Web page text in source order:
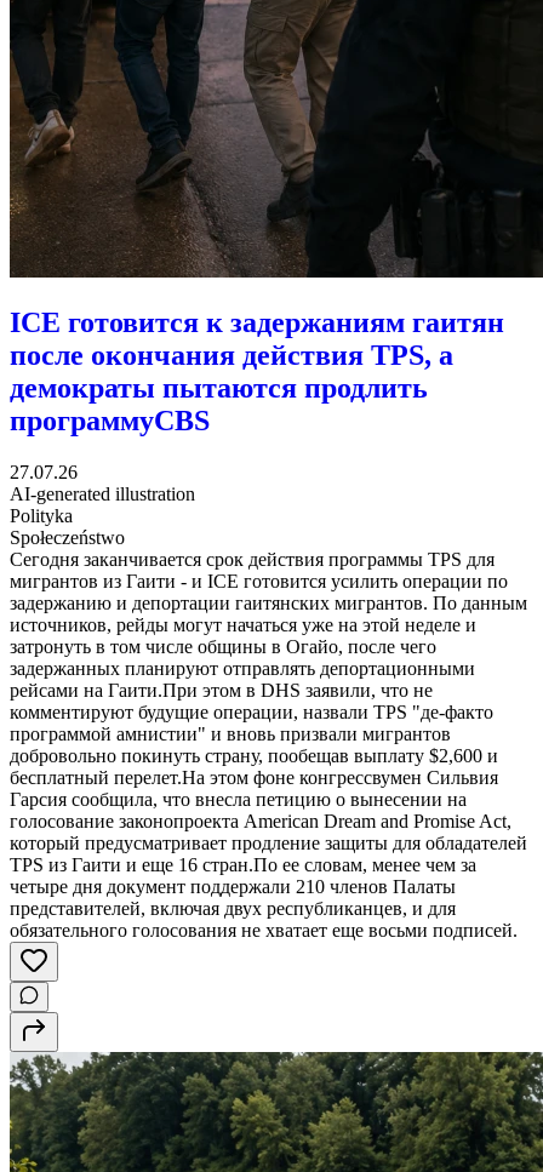
ICE готовится к задержаниям гаитян
после окончания действия TPS, а
демократы пытаются продлить
программуCBS
27.07.26
AI-generated illustration
Polityka
Społeczeństwo
Сегодня заканчивается срок действия программы TPS для
мигрантов из Гаити - и ICE готовится усилить операции по
задержанию и депортации гаитянских мигрантов. По данным
источников, рейды могут начаться уже на этой неделе и
затронуть в том числе общины в Огайо, после чего
задержанных планируют отправлять депортационными
рейсами на Гаити.При этом в DHS заявили, что не
комментируют будущие операции, назвали TPS "де-факто
программой амнистии" и вновь призвали мигрантов
добровольно покинуть страну, пообещав выплату $2,600 и
бесплатный перелет.На этом фоне конгрессвумен Сильвия
Гарсия сообщила, что внесла петицию о вынесении на
голосование законопроекта American Dream and Promise Act,
который предусматривает продление защиты для обладателей
TPS из Гаити и еще 16 стран.По ее словам, менее чем за
четыре дня документ поддержали 210 членов Палаты
представителей, включая двух республиканцев, и для
обязательного голосования не хватает еще восьми подписей.